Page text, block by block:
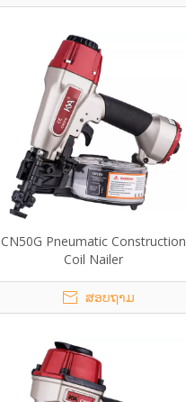
CN50G Pneumatic Construction
Coil Nailer
ສອບຖາມ